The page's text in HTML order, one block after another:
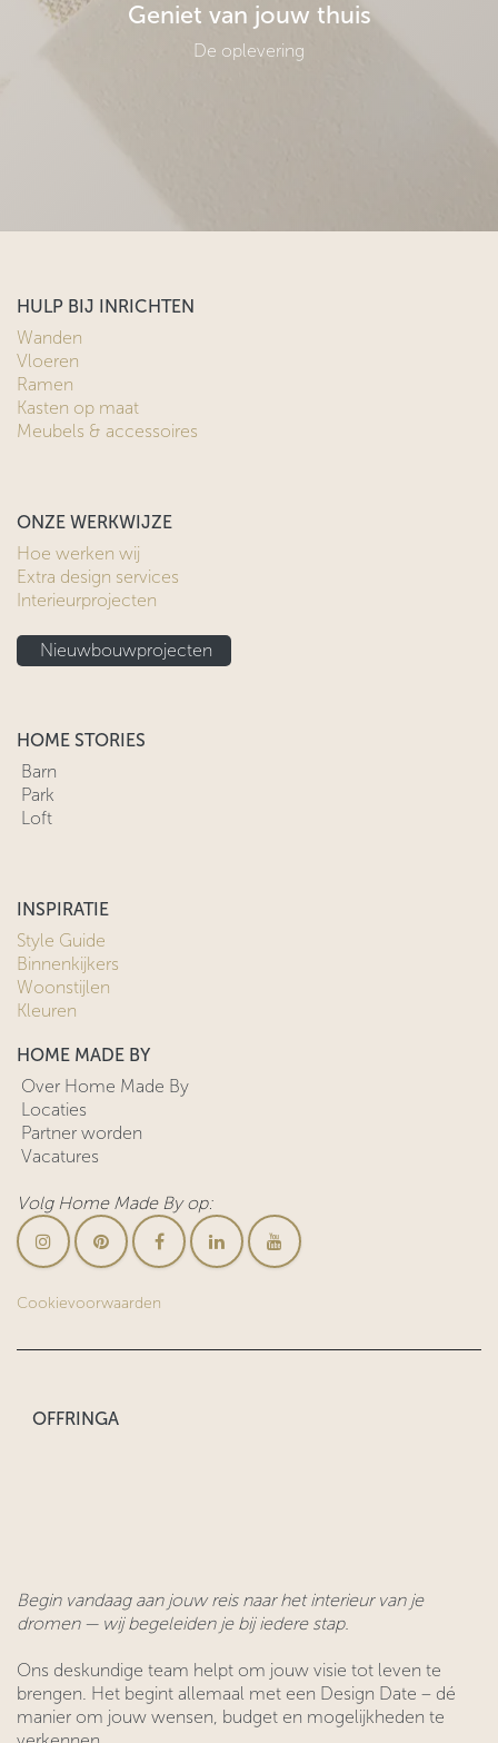
Geniet van jouw thuis
De oplevering
HULP BIJ INRICHTEN
Wanden
Vloeren
Ramen
Kasten op maat
Meubels & accessoires
ONZE WERKWIJZE
Hoe werken wij
Extra design services
Interieurprojecten
Nieuwbouwprojecten
HOME STORIES
Barn
Park
Loft
INSPIRATIE
Style Guide
Binnenkijkers
Woonstijlen
Kleuren
HOME MADE BY
Over Home Made By
Locaties
Partner worden
Vacatures
Volg Home Made By op:
Cookievoorwaarden
OFFRINGA
Begin vandaag aan jouw reis naar het interieur van je
dromen — wij begeleiden je bij iedere stap.
Ons deskundige team helpt om jouw visie tot leven te
brengen. Het begint allemaal met een Design Date – dé
manier om jouw wensen, budget en mogelijkheden te